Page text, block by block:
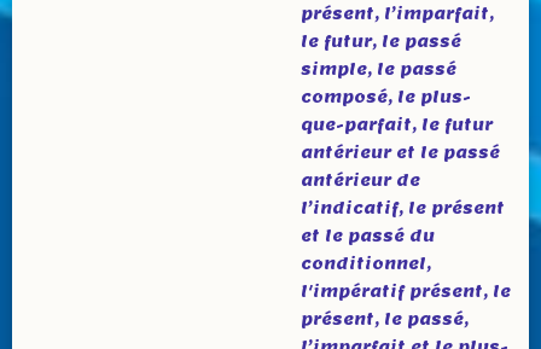
présent, l’imparfait,
le futur, le passé
simple, le passé
composé, le plus-
que-parfait, le futur
antérieur et le passé
antérieur de
l’indicatif, le présent
et le passé du
conditionnel,
l'impératif présent, le
présent, le passé,